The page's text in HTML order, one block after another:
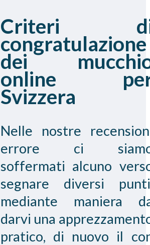
Criteri
congratulazione
dei
online
Svizzera
Nelle nostre
errore ci
soffermati alcuno
segnare diversi
mediante maniera
darvi una
pratico, di nuovo il